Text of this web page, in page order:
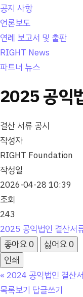
공지 사항
언론보도
연례 보고서 및 출판
RIGHT News
파트너 뉴스
2025 공익
결산 서류 공시
작성자
RIGHT Foundation
작성일
2026-04-28 10:39
조회
243
2025 공익법인 결산서
좋아요0 싫어요0
인쇄
« 2024 공익법인 결산
목록보기 답글쓰기